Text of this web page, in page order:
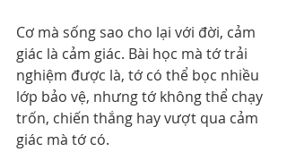
Cơ mà sống sao cho lại với đời, cảm
giác là cảm giác. Bài học mà tớ trải
nghiệm được là, tớ có thể bọc nhiều
lớp bảo vệ, nhưng tớ không thể chạy
trốn, chiến thắng hay vượt qua cảm
giác mà tớ có.